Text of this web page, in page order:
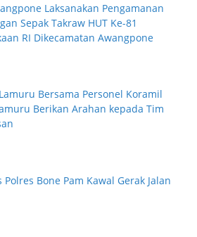
Laksanakan Pengamanan
Sepak Takraw HUT Ke-81
RI Dikecamatan Awangpone
Bersama Personel Koramil
Berikan Arahan kepada Tim
Polres Bone Pam Kawal Gerak Jalan